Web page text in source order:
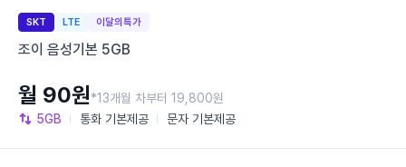
SKT LTE 이달의특가
조이 음성기본 5GB
5GB 통화 기본제공 문자 기본제공
월 90원*13개월 차부터 19,800원